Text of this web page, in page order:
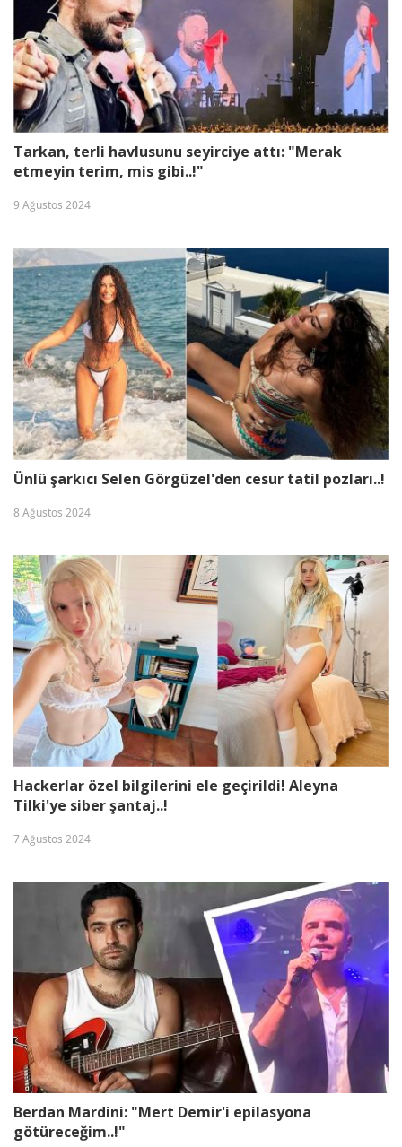
Tarkan, terli havlusunu seyirciye attı: "Merak
etmeyin terim, mis gibi..!"
9 Ağustos 2024
Ünlü şarkıcı Selen Görgüzel'den cesur tatil pozları..!
8 Ağustos 2024
Hackerlar özel bilgilerini ele geçirildi! Aleyna
Tilki'ye siber şantaj..!
7 Ağustos 2024
Berdan Mardini: "Mert Demir'i epilasyona
götüreceğim..!"